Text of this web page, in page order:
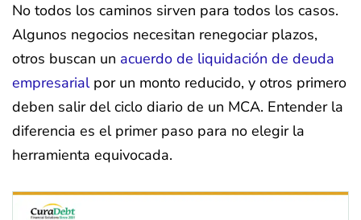
No todos los caminos sirven para todos los casos.
Algunos negocios necesitan renegociar plazos,
otros buscan un acuerdo de liquidación de deuda
empresarialpor un monto reducido, y otros primero
deben salir del ciclo diario de un MCA. Entender la
diferencia es el primer paso para no elegir la
herramienta equivocada.